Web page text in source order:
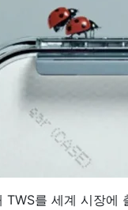
를 세계 시장에